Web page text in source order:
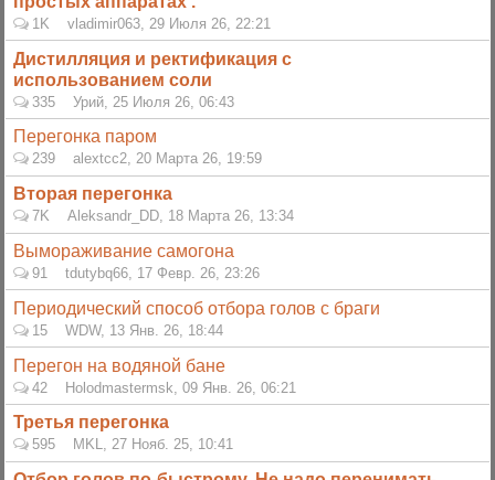
1K vladimir063, 29 Июля 26, 22:21
Дистилляция и ректификация с
использованием соли
335 Урий, 25 Июля 26, 06:43
Перегонка паром
239 alextcc2, 20 Марта 26, 19:59
Вторая перегонка
7K Aleksandr_DD, 18 Марта 26, 13:34
Вымораживание самогона
91 tdutybq66, 17 Февр. 26, 23:26
Периодический способ отбора голов с браги
15 WDW, 13 Янв. 26, 18:44
Перегон на водяной бане
42 Holodmastermsk 09 Янв. 26, 06:21
Третья перегонка
595 MKL, 27 Нояб. 25, 10:41